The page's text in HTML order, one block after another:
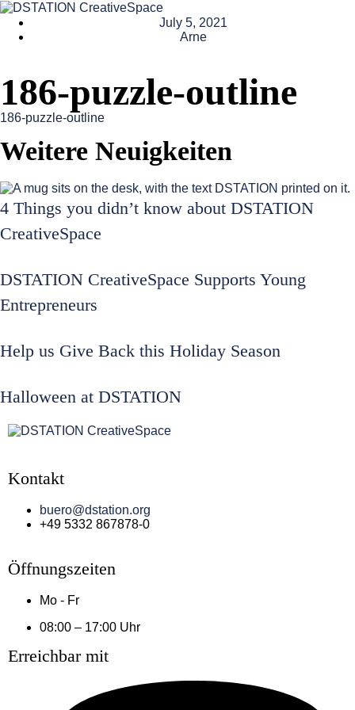
July 5, 2021
Arne
186-puzzle-outline
186-puzzle-outline
Weitere Neuigkeiten
4 Things you didn’t know about DSTATION
CreativeSpace
DSTATION CreativeSpace Supports Young
Entrepreneurs
Help us Give Back this Holiday Season
Halloween at DSTATION
Kontakt
buero@dstation.org
+49 5332 867878-0
Öffnungszeiten
Mo - Fr
08:00 – 17:00 Uhr
Erreichbar mit